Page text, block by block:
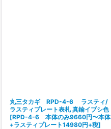
丸三タカギ RPD-4-6 ラスティ/
ラスティプレート表札 真鍮イブシ色
[RPD-4-6 本体のみ9660円〜本体
+ラスティプレート14980円+税]